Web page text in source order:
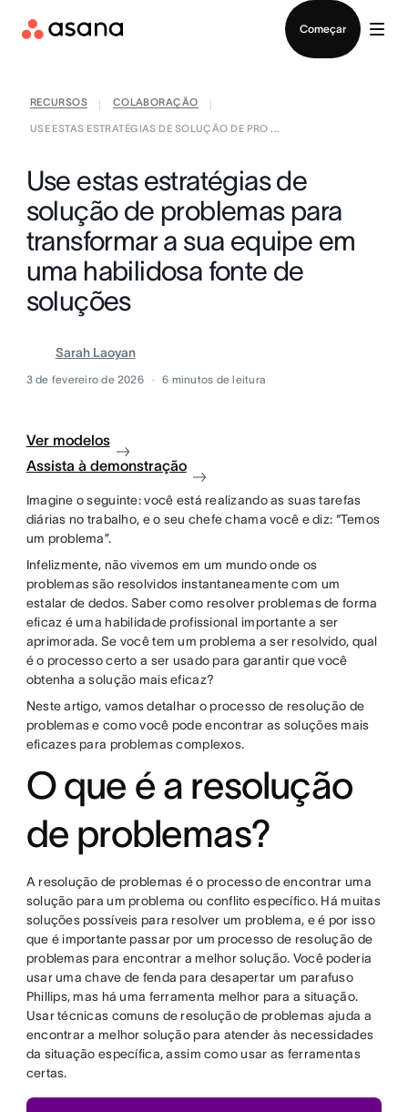
Começar
RECURSOS COLABORAÇÃO
USE ESTAS ESTRATÉGIAS DE SOLUÇÃO DE PRO ...
Use estas estratégias de
solução de problemas para
transformar a sua equipe em
uma habilidosa fonte de
soluções
Sarah Laoyan
3 de fevereiro de 2026 6 minutos de leitura
Ver modelos
Assista à demonstração
Imagine o seguinte: você está realizando as suas tarefas
diárias no trabalho, e o seu chefe chama você e diz: “Temos
um problema”.
Infelizmente, não vivemos em um mundo onde os
problemas são resolvidos instantaneamente com um
estalar de dedos. Saber como resolver problemas de forma
eficaz é uma habilidade profissional importante a ser
aprimorada. Se você tem um problema a ser resolvido, qual
é o processo certo a ser usado para garantir que você
obtenha a solução mais eficaz?
Neste artigo, vamos detalhar o processo de resolução de
problemas e como você pode encontrar as soluções mais
eficazes para problemas complexos.
O que é a resolução
de problemas?
A resolução de problemas é o processo de encontrar uma
solução para um problema ou conflito específico. Há muitas
soluções possíveis para resolver um problema, e é por isso
que é importante passar por um processo de resolução de
problemas para encontrar a melhor solução. Você poderia
usar uma chave de fenda para desapertar um parafuso
Phillips, mas há uma ferramenta melhor para a situação.
Usar técnicas comuns de resolução de problemas ajuda a
encontrar a melhor solução para atender às necessidades
da situação específica, assim como usar as ferramentas
certas.